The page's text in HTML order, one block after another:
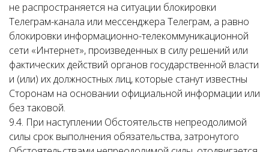
не распространяется на ситуации блокировки
Телеграм-канала или мессенджера Телеграм, а равно
блокировки информационно-телекоммуникационной
сети «Интернет», произведенных в силу решений или
фактических действий органов государственной власти
и (или) их должностных лиц, которые станут известны
Сторонам на основании официальной информации или
без таковой.
9.4. При наступлении Обстоятельств непреодолимой
силы срок выполнения обязательства, затронутого